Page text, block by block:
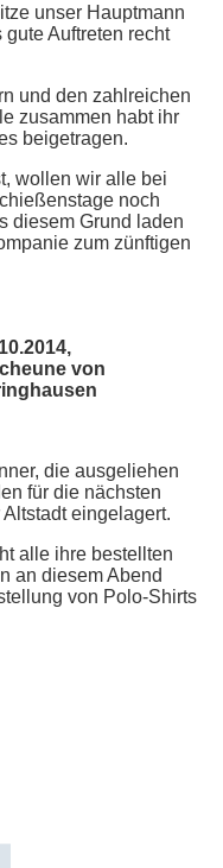
unser Hauptmann
Auftreten recht
und den zahlreichen
zusammen habt ihr
beigetragen.
wollen wir alle bei
noch
diesem Grund laden
zum zünftigen
von
die ausgeliehen
für die nächsten
eingelagert.
alle ihre bestellten
an diesem Abend
von Polo-Shirts